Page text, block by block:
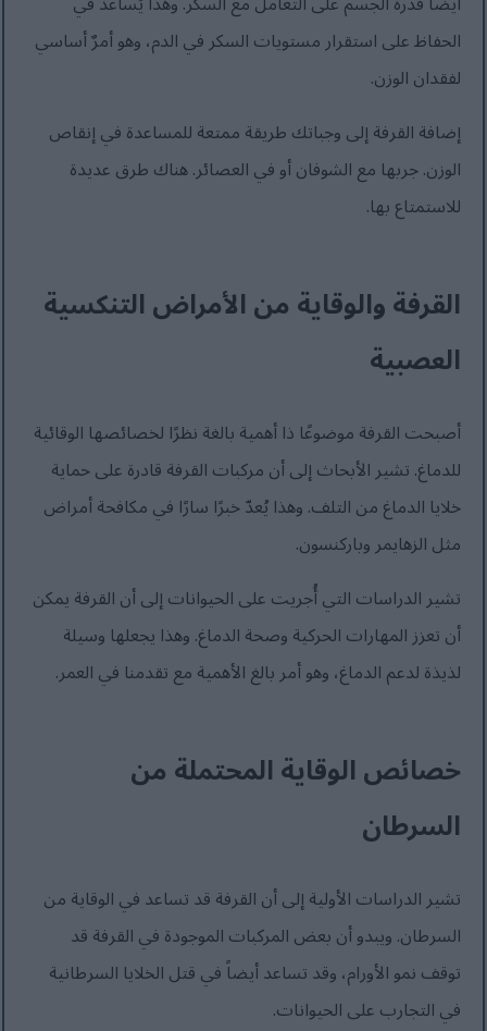
الحفاظ على استقرار مستويات السكر في الدم، وهو أمرٌ أساسي
لفقدان الوزن.
إضافة القرفة إلى وجباتك طريقة ممتعة للمساعدة في إنقاص
الوزن. جربها مع الشوفان أو في العصائر. هناك طرق عديدة
للاستمتاع بها.
القرفة والوقاية من الأمراض التنكسية
العصبية
أصبحت القرفة موضوعًا ذا أهمية بالغة نظرًا لخصائصها الوقائية
للدماغ. تشير الأبحاث إلى أن مركبات القرفة قادرة على حماية
خلايا الدماغ من التلف. وهذا يُعدّ خبرًا سارًا في مكافحة أمراض
مثل الزهايمر وباركنسون.
تشير الدراسات التي أُجريت على الحيوانات إلى أن القرفة يمكن
أن تعزز المهارات الحركية وصحة الدماغ. وهذا يجعلها وسيلة
لذيذة لدعم الدماغ، وهو أمر بالغ الأهمية مع تقدمنا في العمر.
خصائص الوقاية المحتملة من
السرطان
تشير الدراسات الأولية إلى أن القرفة قد تساعد في الوقاية من
السرطان. ويبدو أن بعض المركبات الموجودة في القرفة قد
توقف نمو الأورام، وقد تساعد أيضاً في قتل الخلايا السرطانية
في التجارب على الحيوانات.